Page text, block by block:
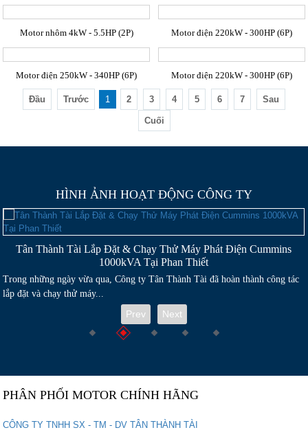
Motor nhôm 4kW - 5.5HP (2P) Motor điện 220kW - 300HP (6P)
Motor điện 250kW - 340HP (6P) Motor điện 220kW - 300HP (6P)
Đầu Trước 1 2 3 4 5 6 7 Sau
Cuối
HÌNH ẢNH HOẠT ĐỘNG CÔNG TY
Tân Thành Tài Hợp Tác Phân Phối Motor TECO – Khẳng Định
Chất Lượng & Tầm Nhìn Phát Triển
Trong hành trình phát triển, Công ty Tân Thành Tài luôn đặt mục tiêu mang
đến cho khách hàng những...
Prev Next
PHÂN PHỐI MOTOR CHÍNH HÃNG